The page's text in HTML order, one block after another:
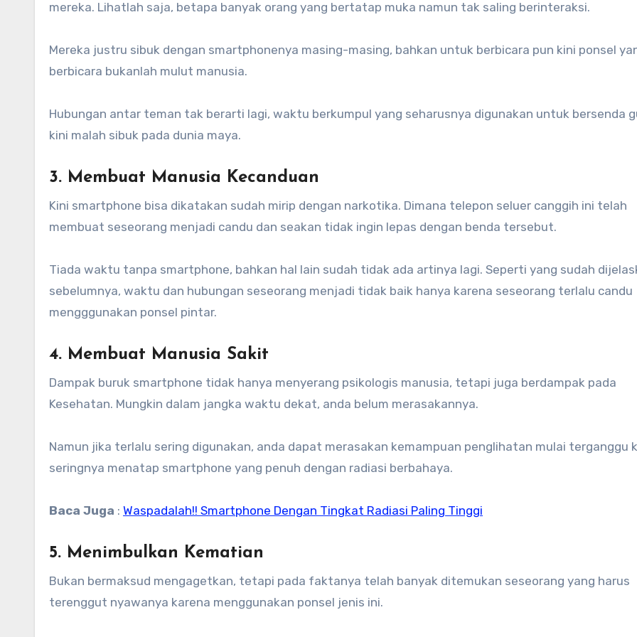
mereka. Lihatlah saja, betapa banyak orang yang bertatap muka namun tak saling berinteraksi.
Mereka justru sibuk dengan smartphonenya masing-masing, bahkan untuk berbicara pun kini ponsel
berbicara bukanlah mulut manusia.
Hubungan antar teman tak berarti lagi, waktu berkumpul yang seharusnya digunakan untuk bersenda
kini malah sibuk pada dunia maya.
3. Membuat Manusia Kecanduan
Kini smartphone bisa dikatakan sudah mirip dengan narkotika. Dimana telepon seluer canggih ini telah
membuat seseorang menjadi candu dan seakan tidak ingin lepas dengan benda tersebut.
Tiada waktu tanpa smartphone, bahkan hal lain sudah tidak ada artinya lagi. Seperti yang sudah
sebelumnya, waktu dan hubungan seseorang menjadi tidak baik hanya karena seseorang terlalu candu
mengggunakan ponsel pintar.
4. Membuat Manusia Sakit
Dampak buruk smartphone tidak hanya menyerang psikologis manusia, tetapi juga berdampak pada
Kesehatan. Mungkin dalam jangka waktu dekat, anda belum merasakannya.
Namun jika terlalu sering digunakan, anda dapat merasakan kemampuan penglihatan mulai terganggu
seringnya menatap smartphone yang penuh dengan radiasi berbahaya.
Baca Juga : Waspadalah!! Smartphone Dengan Tingkat Radiasi Paling Tinggi
5. Menimbulkan Kematian
Bukan bermaksud mengagetkan, tetapi pada faktanya telah banyak ditemukan seseorang yang harus
terenggut nyawanya karena menggunakan ponsel jenis ini.